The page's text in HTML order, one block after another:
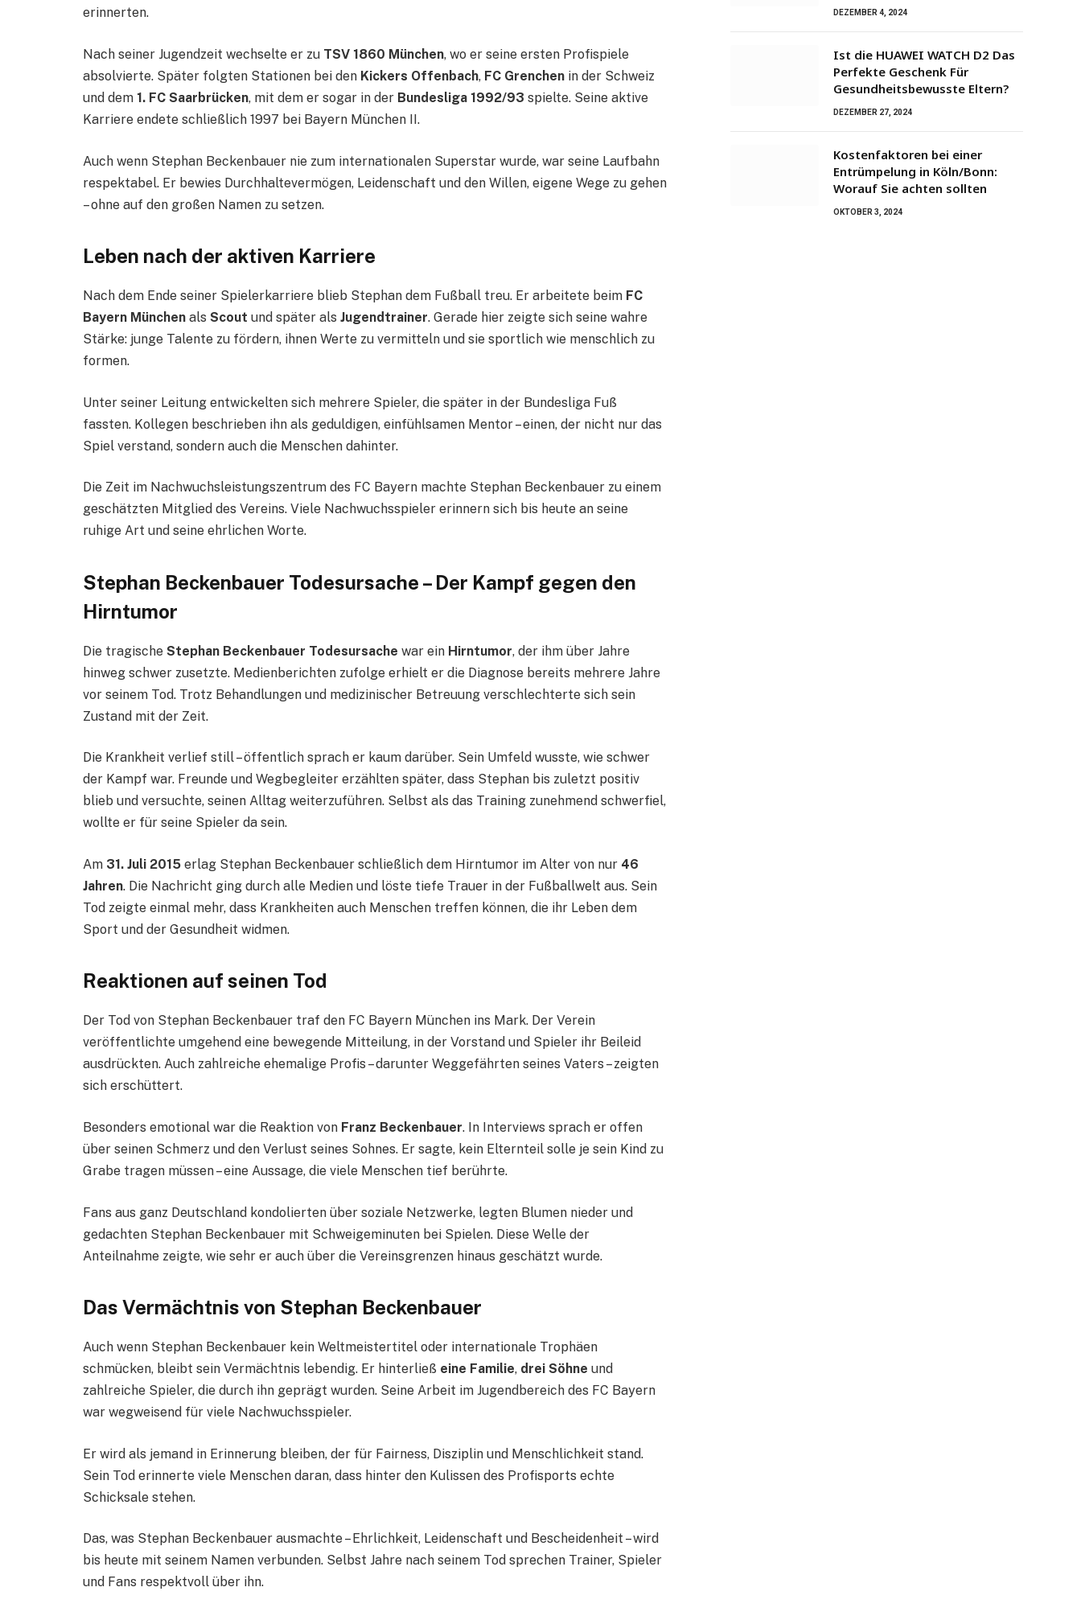
erinnerten.
Nach seiner Jugendzeit wechselte er zu TSV 1860 München, wo er seine ersten Profispiele
absolvierte. Später folgten Stationen bei den Kickers Offenbach, FC Grenchen in der Schweiz
und dem 1. FC Saarbrücken, mit dem er sogar in der Bundesliga 1992/93 spielte. Seine aktive
Karriere endete schließlich 1997 bei Bayern München II.
Auch wenn Stephan Beckenbauer nie zum internationalen Superstar wurde, war seine Laufbahn
respektabel. Er bewies Durchhaltevermögen, Leidenschaft und den Willen, eigene Wege zu gehen
– ohne auf den großen Namen zu setzen.
Leben nach der aktiven Karriere
Nach dem Ende seiner Spielerkarriere blieb Stephan dem Fußball treu. Er arbeitete beim FC
Bayern München als Scout und später als Jugendtrainer. Gerade hier zeigte sich seine wahre
Stärke: junge Talente zu fördern, ihnen Werte zu vermitteln und sie sportlich wie menschlich zu
formen.
Unter seiner Leitung entwickelten sich mehrere Spieler, die später in der Bundesliga Fuß
fassten. Kollegen beschrieben ihn als geduldigen, einfühlsamen Mentor – einen, der nicht nur das
Spiel verstand, sondern auch die Menschen dahinter.
Die Zeit im Nachwuchsleistungszentrum des FC Bayern machte Stephan Beckenbauer zu einem
geschätzten Mitglied des Vereins. Viele Nachwuchsspieler erinnern sich bis heute an seine
ruhige Art und seine ehrlichen Worte.
Stephan Beckenbauer Todesursache – Der Kampf gegen den
Hirntumor
Die tragische Stephan Beckenbauer Todesursache war ein Hirntumor, der ihm über Jahre
hinweg schwer zusetzte. Medienberichten zufolge erhielt er die Diagnose bereits mehrere Jahre
vor seinem Tod. Trotz Behandlungen und medizinischer Betreuung verschlechterte sich sein
Zustand mit der Zeit.
Die Krankheit verlief still – öffentlich sprach er kaum darüber. Sein Umfeld wusste, wie schwer
der Kampf war. Freunde und Wegbegleiter erzählten später, dass Stephan bis zuletzt positiv
blieb und versuchte, seinen Alltag weiterzuführen. Selbst als das Training zunehmend schwerfiel,
wollte er für seine Spieler da sein.
Am 31. Juli 2015 erlag Stephan Beckenbauer schließlich dem Hirntumor im Alter von nur 46
Jahren. Die Nachricht ging durch alle Medien und löste tiefe Trauer in der Fußballwelt aus. Sein
Tod zeigte einmal mehr, dass Krankheiten auch Menschen treffen können, die ihr Leben dem
Sport und der Gesundheit widmen.
Reaktionen auf seinen Tod
Der Tod von Stephan Beckenbauer traf den FC Bayern München ins Mark. Der Verein
veröffentlichte umgehend eine bewegende Mitteilung, in der Vorstand und Spieler ihr Beileid
ausdrückten. Auch zahlreiche ehemalige Profis – darunter Weggefährten seines Vaters – zeigten
sich erschüttert.
Besonders emotional war die Reaktion von Franz Beckenbauer. In Interviews sprach er offen
über seinen Schmerz und den Verlust seines Sohnes. Er sagte, kein Elternteil solle je sein Kind zu
Grabe tragen müssen – eine Aussage, die viele Menschen tief berührte.
Fans aus ganz Deutschland kondolierten über soziale Netzwerke, legten Blumen nieder und
gedachten Stephan Beckenbauer mit Schweigeminuten bei Spielen. Diese Welle der
Anteilnahme zeigte, wie sehr er auch über die Vereinsgrenzen hinaus geschätzt wurde.
Das Vermächtnis von Stephan Beckenbauer
Auch wenn Stephan Beckenbauer kein Weltmeistertitel oder internationale Trophäen
schmücken, bleibt sein Vermächtnis lebendig. Er hinterließ eine Familie, drei Söhne und
zahlreiche Spieler, die durch ihn geprägt wurden. Seine Arbeit im Jugendbereich des FC Bayern
war wegweisend für viele Nachwuchsspieler.
Er wird als jemand in Erinnerung bleiben, der für Fairness, Disziplin und Menschlichkeit stand.
Sein Tod erinnerte viele Menschen daran, dass hinter den Kulissen des Profisports echte
Schicksale stehen.
Das, was Stephan Beckenbauer ausmachte – Ehrlichkeit, Leidenschaft und Bescheidenheit – wird
bis heute mit seinem Namen verbunden. Selbst Jahre nach seinem Tod sprechen Trainer, Spieler
und Fans respektvoll über ihn.
DEZEMBER 4, 2024
Ist die HUAWEI WATCH D2 Das
Perfekte Geschenk Für
Gesundheitsbewusste Eltern?
DEZEMBER 27, 2024
Kostenfaktoren bei einer
Entrümpelung in Köln/Bonn:
Worauf Sie achten sollten
OKTOBER 3, 2024